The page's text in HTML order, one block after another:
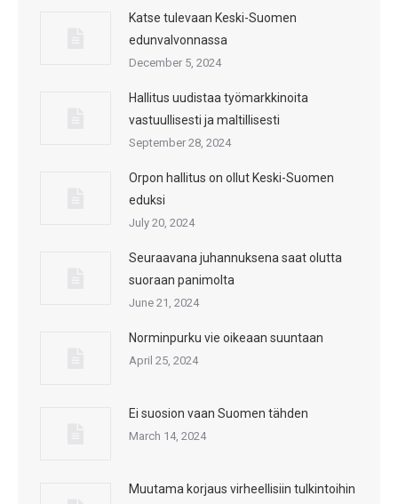
Katse tulevaan Keski-Suomen
edunvalvonnassa
December 5, 2024
Hallitus uudistaa työmarkkinoita
vastuullisesti ja maltillisesti
September 28, 2024
Orpon hallitus on ollut Keski-Suomen
eduksi
July 20, 2024
Seuraavana juhannuksena saat olutta
suoraan panimolta
June 21, 2024
Norminpurku vie oikeaan suuntaan
April 25, 2024
Ei suosion vaan Suomen tähden
March 14, 2024
Muutama korjaus virheellisiin tulkintoihin